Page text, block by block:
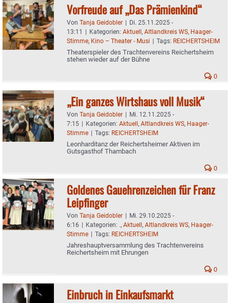
Vorfreude auf „Das Prämienkind“
Von Tanja Geidobler | Di. 25.11.2025 -
13:11 | Kategorien: Aktuell, Altlandkreis WS, Haager-
Stimme, Kino – Theater - Musi | Tags: REICHERTSHEIM
Theaterspieler des Trachtenvereins Reichertsheim
stehen wieder auf der Bühne
0
„Ein ganzes Wirtshaus voll Musik“
Von Tanja Geidobler | Mi. 12.11.2025 -
7:15 | Kategorien: Aktuell, Altlandkreis WS, Haager-
Stimme | Tags: REICHERTSHEIM
Leonharditanz der Reichertsheimer Aktiven im
Gutsgasthof Thambach
0
Goldenes Gauehrenzeichen für Franz
Leipfinger
Von Tanja Geidobler | Mi. 29.10.2025 -
6:16 | Kategorien: ., Aktuell, Altlandkreis WS, Haager-
Stimme | Tags: REICHERTSHEIM
Jahreshauptversammlung des Trachtenvereins
Reichertsheim mit Ehrungen
0
Einbruch in Einkaufsmarkt